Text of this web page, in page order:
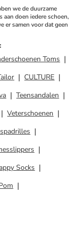
we de duurzame
aan doen iedere schoen,
er samen voor dat geen
:
Toms
CULTURE
Teensandalen
Veterschoenen
Socks